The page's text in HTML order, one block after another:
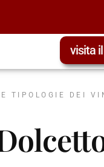
visita
TIPOLOGIE DEI